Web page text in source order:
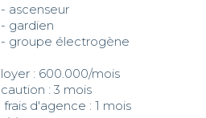
- ascenseur
- gardien
- groupe électrogène
loyer : 600.000/mois
caution : 3 mois
frais d'agence : 1 mois